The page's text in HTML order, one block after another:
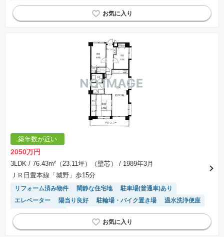
モニター付きインターホン
駐輪場・バイク置き場
温水洗浄便座
システムキッチン
築年数が近い
2050万円
3LDK / 76.43m²（23.11坪）（壁芯）
/ 1989年3月
ＪＲ日豊本線「城野」歩15分
リフォーム済み物件 閑静な住宅地
駐車場(普通車)あり
エレベーター
陽当り良好 駐輪場・バイク置き場
温水洗浄便座
システムキッチン